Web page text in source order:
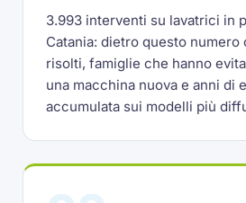
3.993 interventi su lavatrici in
Catania: dietro questo numero
risolti, famiglie che hanno
una macchina nuova e anni di
accumulata sui modelli più